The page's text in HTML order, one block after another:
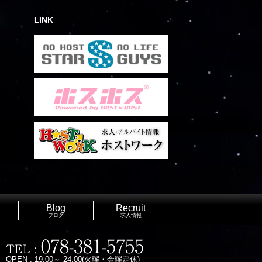
LINK
Blog
ブログ
Recruit
求人情報
OPEN : 19:00～ 24:00(火曜・金曜定休)